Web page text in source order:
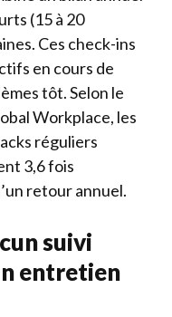
(15 à 20
Ces check-ins
en cours de
tôt. Selon le
Workplace, les
réguliers
3,6 fois
retour annuel.
suivi
entretien